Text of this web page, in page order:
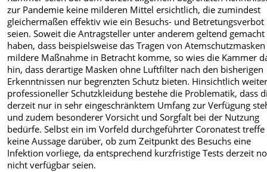
zur Pandemie keine milderen Mittel ersichtlich, die zumindest
gleichermaßen effektiv wie ein Besuchs- und Betretungsverbot
seien. Soweit die Antragsteller unter anderem geltend gemacht
haben, dass beispielsweise das Tragen von
mildere Maßnahme in Betracht komme, so wies die Kammer
hin, dass derartige Masken ohne Luftfilter nach den bisherigen
Erkenntnissen nur begrenzten Schutz bieten. Hinsichtlich
professioneller Schutzkleidung bestehe die Problematik, dass
derzeit nur in sehr eingeschränktem Umfang zur Verfügung
und zudem besonderer Vorsicht und Sorgfalt bei der Nutzung
bedürfe. Selbst ein im Vorfeld durchgeführter Coronatest treffe
keine Aussage darüber, ob zum Zeitpunkt des Besuchs eine
Infektion vorliege, da entsprechend kurzfristige Tests derzeit
nicht verfügbar seien.